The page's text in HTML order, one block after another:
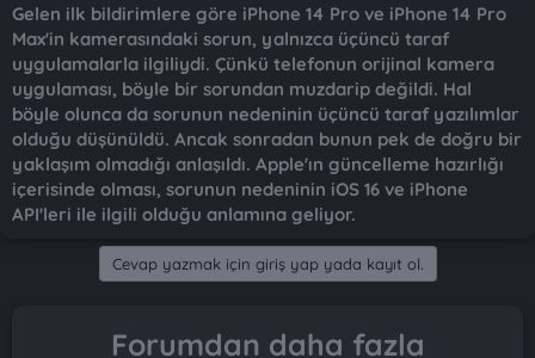
Gelen ilk bildirimlere göre iPhone 14 Pro ve iPhone 14 Pro
Max'in kamerasındaki sorun, yalnızca üçüncü taraf
uygulamalarla ilgiliydi. Çünkü telefonun orijinal kamera
uygulaması, böyle bir sorundan muzdarip değildi. Hal
böyle olunca da sorunun nedeninin üçüncü taraf yazılımlar
olduğu düşünüldü. Ancak sonradan bunun pek de doğru bir
yaklaşım olmadığı anlaşıldı. Apple'ın güncelleme hazırlığı
içerisinde olması, sorunun nedeninin iOS 16 ve iPhone
API'leri ile ilgili olduğu anlamına geliyor.
Cevap yazmak için giriş yap yada kayıt ol.
Forumdan daha fazla